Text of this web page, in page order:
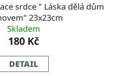
srdce " Láska dělá dům
23x23cm
Skladem
180 Kč
DETAIL